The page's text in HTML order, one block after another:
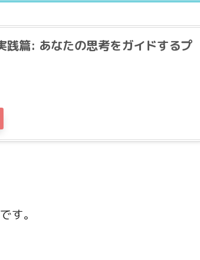
践篇: あなたの思考をガイドするプ
す。